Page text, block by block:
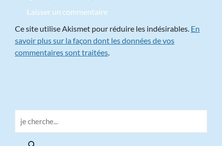
Ce site utilise Akismet pour réduire les indésirables. En
savoir plus sur la façon dont les données de vos
commentaires sont traitées.